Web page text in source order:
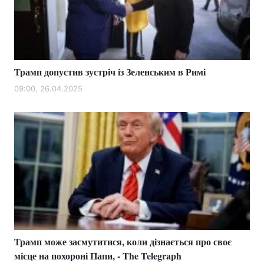
Трамп допустив зустріч із Зеленським в Римі
09:00, 26.04.2025
Трамп може засмутитися, коли дізнається про своє
місце на похороні Папи, - The Telegraph